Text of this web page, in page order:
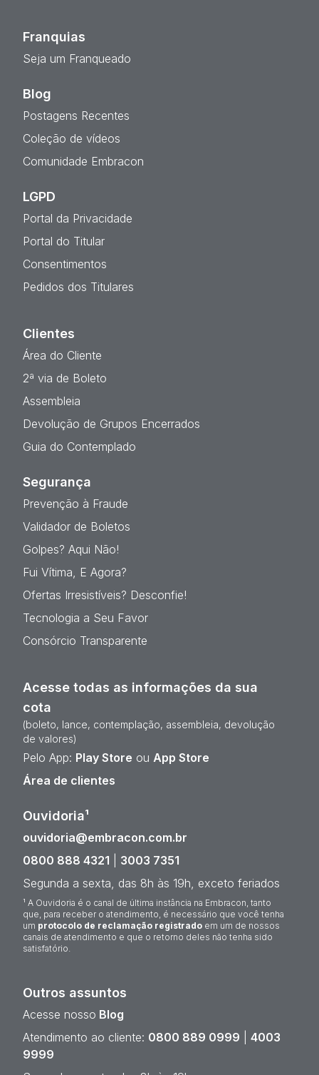
Franquias
Seja um Franqueado
Blog
Postagens Recentes
Coleção de vídeos
Comunidade Embracon
LGPD
Portal da Privacidade
Portal do Titular
Consentimentos
Pedidos dos Titulares
Clientes
Área do Cliente
2ª via de Boleto
Assembleia
Devolução de Grupos Encerrados
Guia do Contemplado
Segurança
Prevenção à Fraude
Validador de Boletos
Golpes? Aqui Não!
Fui Vítima, E Agora?
Ofertas Irresistíveis? Desconfie!
Tecnologia a Seu Favor
Consórcio Transparente
Acesse todas as informações da sua
cota
(boleto, lance, contemplação, assembleia, devolução
de valores)
Pelo App: Play Store ou App Store
Área de clientes
Ouvidoria¹
ouvidoria@embracon.com.br
0800 888 4321
3003 7351
Segunda a sexta, das 8h às 19h, exceto feriados
¹ A Ouvidoria é o canal de última instância na Embracon, tanto
que, para receber o atendimento, é necessário que você tenha
um protocolo de reclamação registrado em um de nossos
canais de atendimento e que o retorno deles não tenha sido
satisfatório.
Outros assuntos
Acesse nosso Blog
Atendimento ao cliente: 0800 889 0999
4003
9999